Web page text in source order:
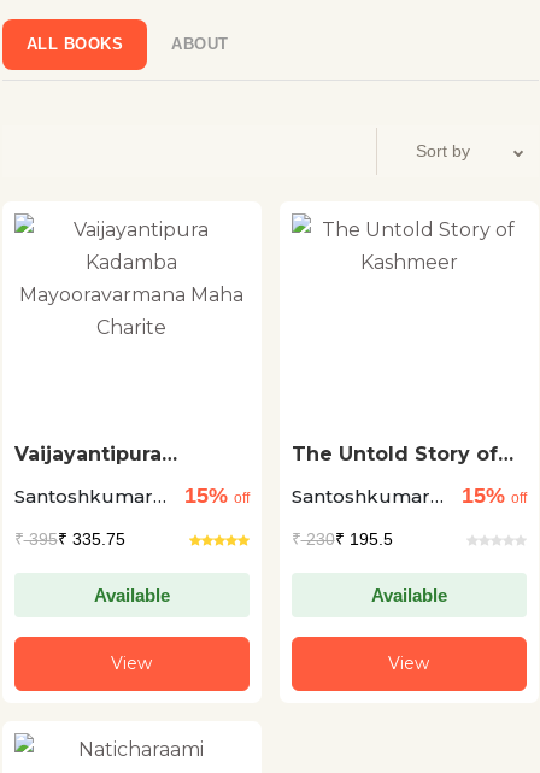
ಪ್ರಕಟವಾಗಿವೆ. ಕಥಾಯಾನ – ರಾಜ್ಯ ಮಟ್ಟದ ಸಾಹಿತ್ಯ ಕಾರ್ಯಾಗಾರ
ನಿರ್ವಹಿಸಿದ್ದು ಆರು ರಾಜ್ಯ ಮಟ್ಟದ ಕಾರ್ಯಕ್ರಮ ನಿರ್ದೇಶಕರಾಗಿ
ಮೂಲತ: ಉತ್ತರ ಕನ್ನಡ ಜಿಲ್ಲೆಯ ತೇರಗಾಂವ್ ಗ್ರಾಮ. ಪ್ರಸ್ತುತ ಕೈಗಾ
ಅಣುವಿದ್ಯುತ್ ಸ್ಥಾವರ. ಉ.ಕ. ಜಿಲ್ಲೆಯಲ್ಲಿ ಕೇಂದ್ರ ಸರಕಾರಿ ನೌಕರರಾಗಿ ಸೇವೆ
ALL BOOKS ABOUT
Vaijayantipura
Mayooravarmana
Santoshkumar
15% off
₹395₹ 335.75
Available
View
The Untold Story of
Santoshkumar
15% off
₹230₹ 195.5
Available
View